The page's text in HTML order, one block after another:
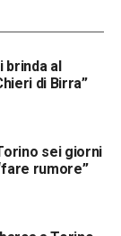
brinda al
di Birra”
sei giorni
rumore”